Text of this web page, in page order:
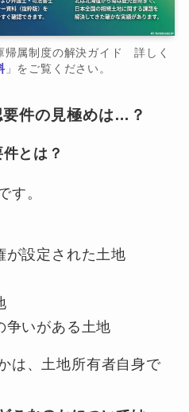
帰属制度の解決ガイド 詳しく
」をご覧ください。
件の見極めは…？
とは？
す。
が設定された土地
争いがある土地
は、土地所有者自身で